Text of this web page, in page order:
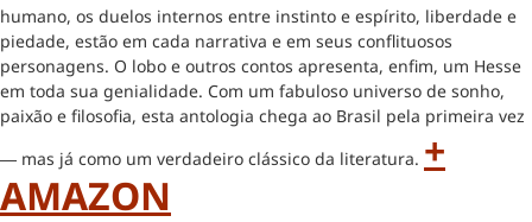
humano, os duelos internos entre instinto e espírito, liberdade e
piedade, estão em cada narrativa e em seus conflituosos
personagens. O lobo e outros contos apresenta, enfim, um Hesse
em toda sua genialidade. Com um fabuloso universo de sonho,
paixão e filosofia, esta antologia chega ao Brasil pela primeira vez
― mas já como um verdadeiro clássico da literatura. +
AMAZON